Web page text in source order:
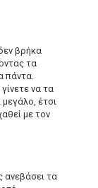
βρήκα
τα
πάντα.
να τα
έτσι
με τον
ανεβάσει τα